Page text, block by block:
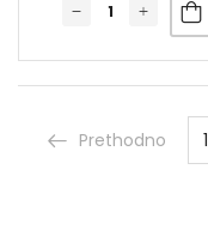
Prethodno 1